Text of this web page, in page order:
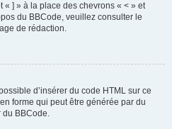
« ] » à la place des chevrons « < » et
du BBCode, veuillez consulter le
de rédaction.
d’insérer du code HTML sur ce
forme qui peut être générée par du
du BBCode.